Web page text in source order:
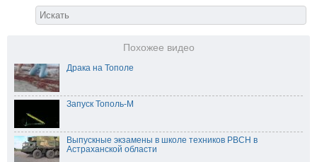
Похожее видео
Драка на Тополе
Запуск Тополь-М
Выпускные экзамены в школе техников РВСН в
Астраханской области